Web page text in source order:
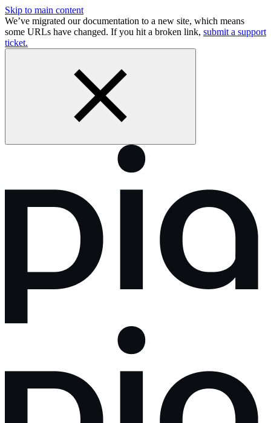
Skip to main content
We’ve migrated our documentation to a new site, which means
some URLs have changed. If you hit a broken link, submit a support
ticket.